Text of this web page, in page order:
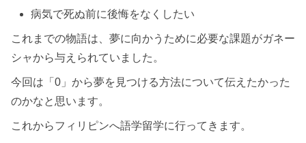
病気で死ぬ前に後悔をなくしたい
これまでの物語は、夢に向かうために必要な課題がガネー
シャから与えられていました。
今回は「0」から夢を見つける方法について伝えたかった
のかなと思います。
これからフィリピンへ語学留学に行ってきます。